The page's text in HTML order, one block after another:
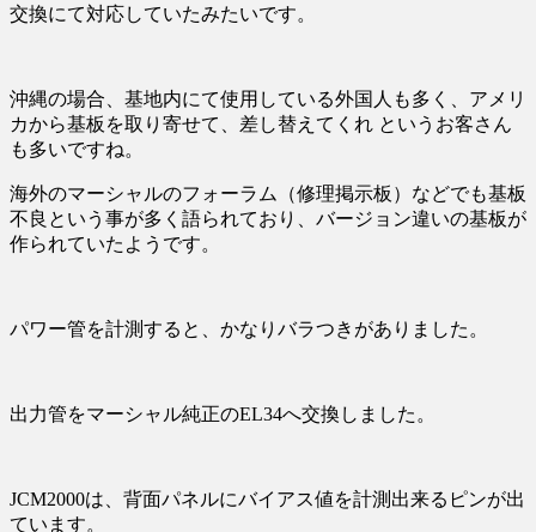
交換にて対応していたみたいです。
沖縄の場合、基地内にて使用している外国人も多く、アメリ
カから基板を取り寄せて、差し替えてくれ というお客さん
も多いですね。
海外のマーシャルのフォーラム（修理掲示板）などでも基板
不良という事が多く語られており、バージョン違いの基板が
作られていたようです。
パワー管を計測すると、かなりバラつきがありました。
出力管をマーシャル純正のEL34へ交換しました。
JCM2000は、背面パネルにバイアス値を計測出来るピンが出
ています。